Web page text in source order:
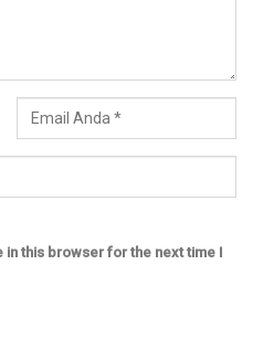
in this browser for the next time I